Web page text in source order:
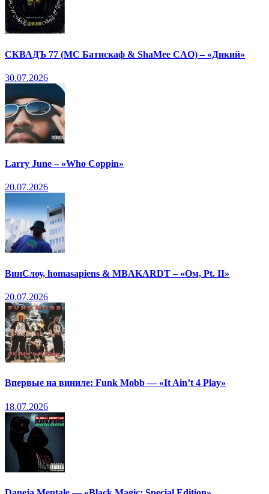
СКВАДЪ 77 (МС Батискаф & ShaMee CAO) – «Дикий»
30.07.2026
Larry June – «Who Coppin»
20.07.2026
ВинСлоу, homasapiens & MBAKARDT – «Ом, Pt. II»
20.07.2026
Впервые на виниле: Funk Mobb — «It Ain’t 4 Play»
18.07.2026